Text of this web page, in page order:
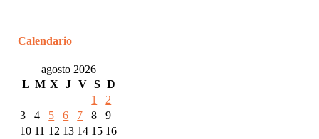
Calendario
agosto 2026
L M X J V S D
1
2
3
4 5 6 7 8
9
10 11 12 13 14 15 16